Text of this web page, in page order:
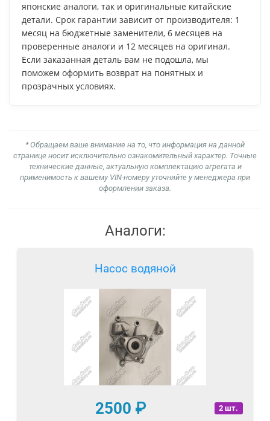
японские аналоги, так и оригинальные китайские
детали. Срок гарантии зависит от производителя: 1
месяц на бюджетные заменители, 6 месяцев на
проверенные аналоги и 12 месяцев на оригинал.
Если заказанная деталь вам не подошла, мы
поможем оформить возврат на понятных и
прозрачных условиях.
* Обращаем ваше внимание на то, что информация на данной
странице носит исключительно ознакомительный характер. Точные
технические данные, актуальную комплектацию агрегата и
применимость к вашему VIN-номеру уточняйте у менеджера при
оформлении заказа.
Аналоги:
Насос водяной
2 шт.
2500 ₽